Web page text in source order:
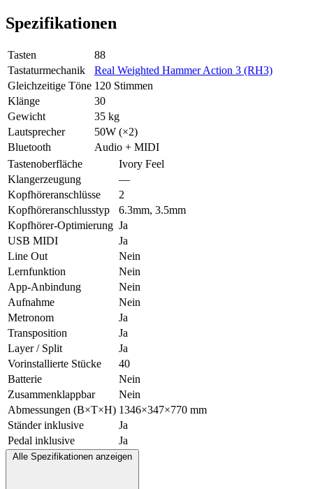
Spezifikationen
Tasten
88
Tastaturmechanik
Real Weighted Hammer Action 3 (RH3)
Gleichzeitige Töne 120 Stimmen
Klänge
30
Gewicht
35 kg
Lautsprecher
50W (×2)
Bluetooth
Audio + MIDI
Tastenoberfläche
Ivory Feel
Klangerzeugung
—
Kopfhöreranschlüsse
2
Kopfhöreranschlusstyp
6.3mm, 3.5mm
Kopfhörer-Optimierung Ja
USB MIDI
Ja
Line Out
Nein
Lernfunktion
Nein
App-Anbindung
Nein
Aufnahme
Nein
Metronom
Ja
Transposition
Ja
Layer / Split
Ja
Vorinstallierte Stücke
40
Batterie
Nein
Zusammenklappbar
Nein
Abmessungen (B×T×H) 1346×347×770 mm
Ständer inklusive
Ja
Pedal inklusive
Ja
Alle Spezifikationen anzeigen